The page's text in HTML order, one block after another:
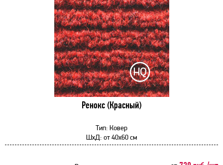
Ренокс (Красный)
Тип: Ковер
ШхД: от40x60 см